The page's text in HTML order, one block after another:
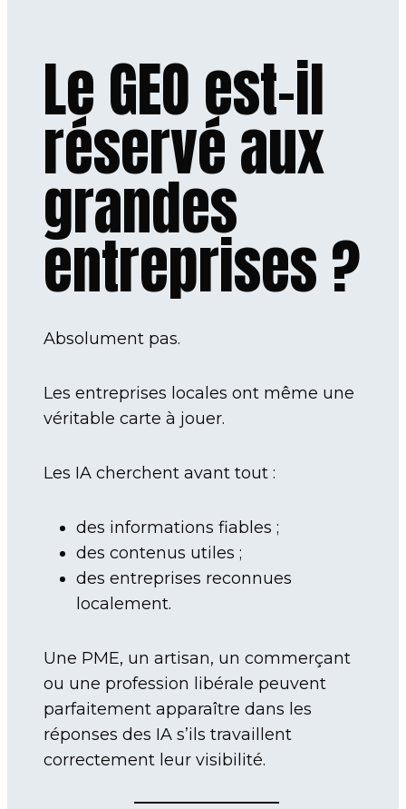
Le GEO est-il
réservé aux
grandes
entreprises ?
Absolument pas.
Les entreprises locales ont même une
véritable carte à jouer.
Les IA cherchent avant tout :
des informations fiables ;
des contenus utiles ;
des entreprises reconnues
localement.
Une PME, un artisan, un commerçant
ou une profession libérale peuvent
parfaitement apparaître dans les
réponses des IA s’ils travaillent
correctement leur visibilité.